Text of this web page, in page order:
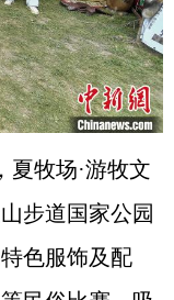
夏牧场·游牧文
步道国家公园
色服饰及配